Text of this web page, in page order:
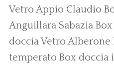
Vetro Appio Claudio
Anguillara Sabazia
doccia Vetro Alberone
temperato Box doccia